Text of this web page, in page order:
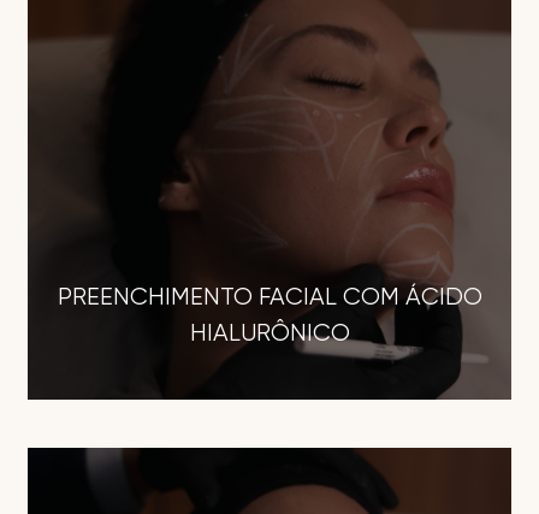
PREENCHIMENTO FACIAL COM ÁCIDO
HIALURÔNICO